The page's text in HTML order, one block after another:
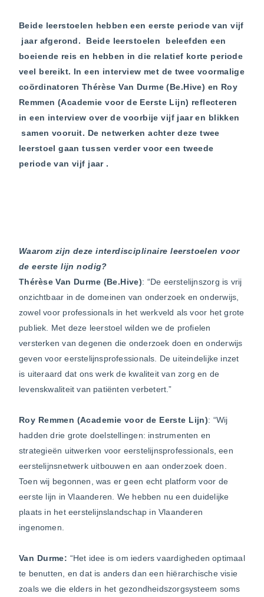
Beide leerstoelen hebben een eerste periode van vijf
jaar afgerond. Beide leerstoelen beleefden een
boeiende reis en hebben in die relatief korte periode
veel bereikt. In een interview met de twee voormalige
coördinatoren Thérèse Van Durme (Be.Hive) en Roy
Remmen (Academie voor de Eerste Lijn) reflecteren
in een interview over de voorbije vijf jaar en blikken
samen vooruit. De netwerken achter deze twee
leerstoel gaan tussen verder voor een tweede
periode van vijf jaar .
Waarom zijn deze interdisciplinaire leerstoelen voor
de eerste lijn nodig?
Thérèse Van Durme (Be.Hive): “De eerstelijnszorg is vrij
onzichtbaar in de domeinen van onderzoek en onderwijs,
zowel voor professionals in het werkveld als voor het grote
publiek. Met deze leerstoel wilden we de profielen
versterken van degenen die onderzoek doen en onderwijs
geven voor eerstelijnsprofessionals. De uiteindelijke inzet
is uiteraard dat ons werk de kwaliteit van zorg en de
levenskwaliteit van patiënten verbetert.”
Roy Remmen (Academie voor de Eerste Lijn): “Wij
hadden drie grote doelstellingen: instrumenten en
strategieën uitwerken voor eerstelijnsprofessionals, een
eerstelijnsnetwerk uitbouwen en aan onderzoek doen.
Toen wij begonnen, was er geen echt platform voor de
eerste lijn in Vlaanderen. We hebben nu een duidelijke
plaats in het eerstelijnslandschap in Vlaanderen
ingenomen.
Van Durme: “Het idee is om ieders vaardigheden optimaal
te benutten, en dat is anders dan een hiërarchische visie
zoals we die elders in het gezondheidszorgsysteem soms